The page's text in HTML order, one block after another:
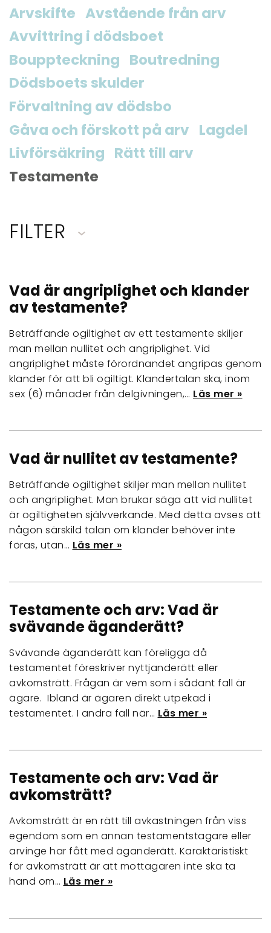
Arvskifte Avstående från arv
Avvittring i dödsboet
Bouppteckning Boutredning
Dödsboets skulder
Förvaltning av dödsbo
Gåva och förskott på arv Lagdel
Livförsäkring Rätt till arv
Testamente
FILTER
Vad är angriplighet och klander
av testamente?
Beträffande ogiltighet av ett testamente skiljer
man mellan nullitet och angriplighet. Vid
angriplighet måste förordnandet angripas genom
klander för att bli ogiltigt. Klandertalan ska, inom
sex (6) månader från delgivningen,… Läs mer »
Vad är nullitet av testamente?
Beträffande ogiltighet skiljer man mellan nullitet
och angriplighet. Man brukar säga att vid nullitet
är ogiltigheten självverkande. Med detta avses att
någon särskild talan om klander behöver inte
föras, utan… Läs mer »
Testamente och arv: Vad är
svävande äganderätt?
Svävande äganderätt kan föreligga då
testamentet föreskriver nyttjanderätt eller
avkomsträtt. Frågan är vem som i sådant fall är
ägare. Ibland är ägaren direkt utpekad i
testamentet. I andra fall när… Läs mer »
Testamente och arv: Vad är
avkomsträtt?
Avkomsträtt är en rätt till avkastningen från viss
egendom som en annan testamentstagare eller
arvinge har fått med äganderätt. Karaktäristiskt
för avkomsträtt är att mottagaren inte ska ta
hand om… Läs mer »